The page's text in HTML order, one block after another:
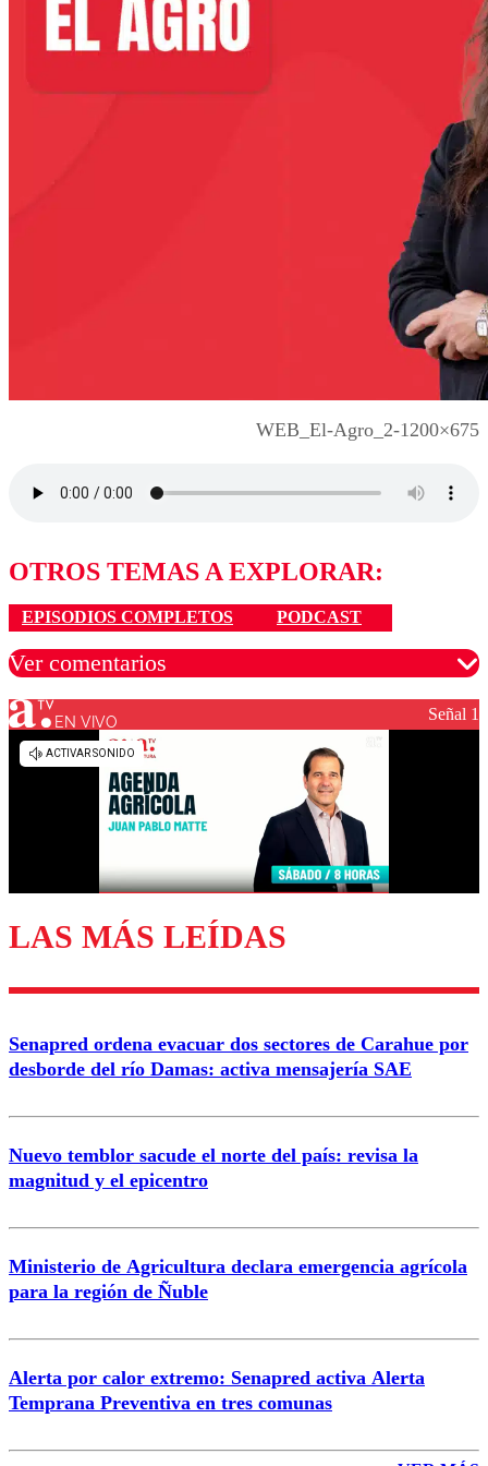
WEB_El-Agro_2-1200×675
OTROS TEMAS A EXPLORAR:
EPISODIOS COMPLETOS PODCAST
Ver comentarios
Los comentarios son moderados para garantizar un
diálogo respetuoso.
Enviar comentario
EN VIVO Señal 1
LAS MÁS LEÍDAS
Senapred ordena evacuar dos sectores de Carahue por
desborde del río Damas: activa mensajería SAE
Nuevo temblor sacude el norte del país: revisa la
magnitud y el epicentro
Ministerio de Agricultura declara emergencia agrícola
para la región de Ñuble
Alerta por calor extremo: Senapred activa Alerta
Temprana Preventiva en tres comunas